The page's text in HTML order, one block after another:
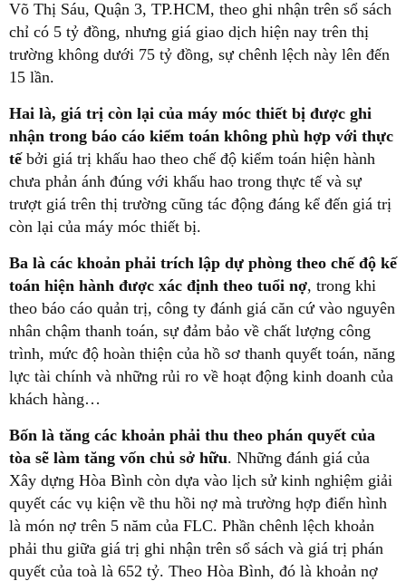
Võ Thị Sáu, Quận 3, TP.HCM, theo ghi nhận trên sổ sách
chỉ có 5 tỷ đồng, nhưng giá giao dịch hiện nay trên thị
trường không dưới 75 tỷ đồng, sự chênh lệch này lên đến
15 lần.
Hai là, giá trị còn lại của máy móc thiết bị được ghi
nhận trong báo cáo kiểm toán không phù hợp với thực
tế bởi giá trị khấu hao theo chế độ kiểm toán hiện hành
chưa phản ánh đúng với khấu hao trong thực tế và sự
trượt giá trên thị trường cũng tác động đáng kể đến giá trị
còn lại của máy móc thiết bị.
Ba là các khoản phải trích lập dự phòng theo chế độ kế
toán hiện hành được xác định theo tuổi nợ, trong khi
theo báo cáo quản trị, công ty đánh giá căn cứ vào nguyên
nhân chậm thanh toán, sự đảm bảo về chất lượng công
trình, mức độ hoàn thiện của hồ sơ thanh quyết toán, năng
lực tài chính và những rủi ro về hoạt động kinh doanh của
khách hàng…
Bốn là tăng các khoản phải thu theo phán quyết của
tòa sẽ làm tăng vốn chủ sở hữu. Những đánh giá của
Xây dựng Hòa Bình còn dựa vào lịch sử kinh nghiệm giải
quyết các vụ kiện về thu hồi nợ mà trường hợp điển hình
là món nợ trên 5 năm của FLC. Phần chênh lệch khoản
phải thu giữa giá trị ghi nhận trên sổ sách và giá trị phán
quyết của toà là 652 tỷ. Theo Hòa Bình, đó là khoản nợ